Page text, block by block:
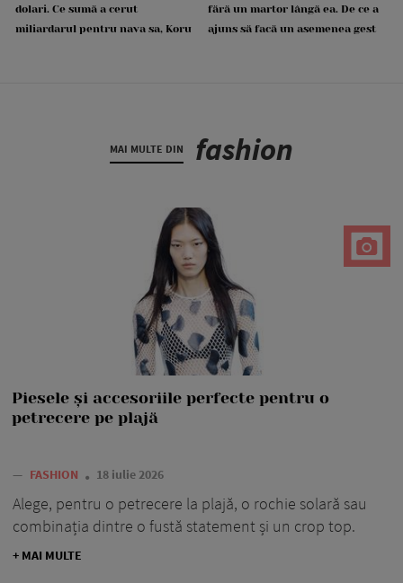
dolari. Ce sumă a cerut
miliardarul pentru nava sa, Koru
fără un martor lângă ea. De ce a
ajuns să facă un asemenea gest
MAI MULTE DIN fashion
Piesele și accesoriile perfecte pentru o
petrecere pe plajă
— FASHION 18 iulie 2026
Alege, pentru o petrecere la plajă, o rochie solară sau
combinația dintre o fustă statement și un crop top.
+ MAI MULTE